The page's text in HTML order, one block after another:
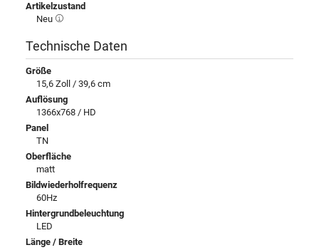
Artikelzustand
Neu
Technische Daten
Größe
15,6 Zoll / 39,6 cm
Auflösung
1366x768 / HD
Panel
TN
Oberfläche
matt
Bildwiederholfrequenz
60Hz
Hintergrundbeleuchtung
LED
Länge / Breite